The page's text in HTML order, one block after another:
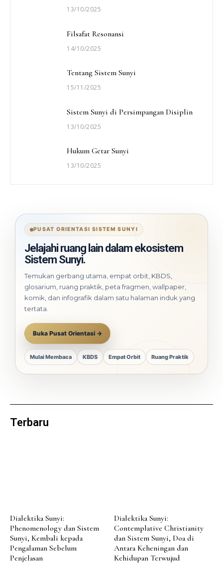
13/10/2025
Filsafat Resonansi
14/10/2025
Tentang Sistem Sunyi
15/11/2025
Sistem Sunyi di Persimpangan Disiplin
13/10/2025
Hukum Getar Sunyi
13/10/2025
PUSAT ORIENTASI SISTEM SUNYI
Jelajahi ruang lain dalam ekosistem
Sistem Sunyi.
Temukan gerbang utama, empat orbit, KBDS,
glosarium, ruang praktik, peta fragmen, wallpaper,
komik, dan infografik dalam satu halaman induk yang
tertata.
Buka Pusat Orientasi →
Mulai Membaca KBDS Empat Orbit Ruang Praktik
Terbaru
Dialektika Sunyi:
Phenomenology dan Sistem
Sunyi, Kembali kepada
Pengalaman Sebelum
Penjelasan
Dialektika Sunyi:
Contemplative Christianity
dan Sistem Sunyi, Doa di
Antara Keheningan dan
Kehidupan Terwujud